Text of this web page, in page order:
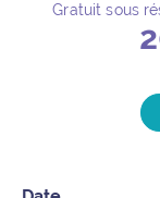
Détails de
Gratuit sous